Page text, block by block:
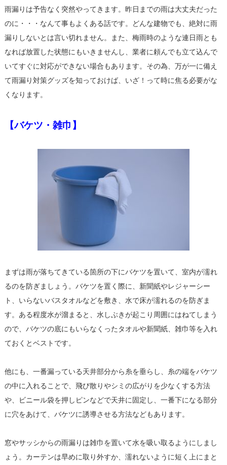
雨漏りは予告なく突然やってきます。昨日までの雨は大丈夫だった
のに・・・なんて事もよくある話です。どんな建物でも、絶対に雨
漏りしないとは言い切れません。また、梅雨時のような連日雨とも
なれば放置した状態にもいきませんし、業者に頼んでも立て込んで
いてすぐに対応ができない場合もあります。その為、万が一に備え
て雨漏り対策グッズを知っておけば、いざ！って時に焦る必要がな
くなります。
【バケツ・雑巾】
まずは雨が落ちてきている箇所の下にバケツを置いて、室内が濡れ
るのを防ぎましょう。バケツを置く際に、新聞紙やレジャーシー
ト、いらないバスタオルなどを敷き、水で床が濡れるのを防ぎま
す。ある程度水が溜まると、水しぶきが起こり周囲にはねてしまう
ので、バケツの底にもいらなくったタオルや新聞紙、雑巾等を入れ
ておくとベストです。
他にも、一番漏っている天井部分から糸を垂らし、糸の端をバケツ
の中に入れることで、飛び散りやシミの広がりを少なくする方法
や、ビニール袋を押しピンなどで天井に固定し、一番下になる部分
に穴をあけて、バケツに誘導させる方法などもあります。
窓やサッシからの雨漏りは雑巾を置いて水を吸い取るようにしまし
ょう。カーテンは早めに取り外すか、濡れないように短く上にまと